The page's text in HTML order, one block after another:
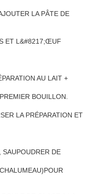
LA PÂTE DE
ET L&#8217;ŒUF
AU LAIT +
BOUILLON.
LA PRÉPARATION ET
DE